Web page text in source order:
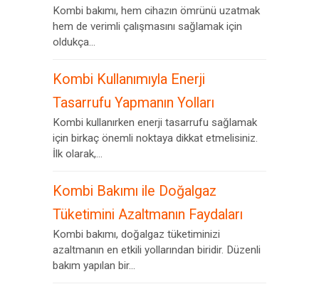
Kombi bakımı, hem cihazın ömrünü uzatmak
hem de verimli çalışmasını sağlamak için
oldukça...
Kombi Kullanımıyla Enerji
Tasarrufu Yapmanın Yolları
Kombi kullanırken enerji tasarrufu sağlamak
için birkaç önemli noktaya dikkat etmelisiniz.
İlk olarak,...
Kombi Bakımı ile Doğalgaz
Tüketimini Azaltmanın Faydaları
Kombi bakımı, doğalgaz tüketiminizi
azaltmanın en etkili yollarından biridir. Düzenli
bakım yapılan bir...